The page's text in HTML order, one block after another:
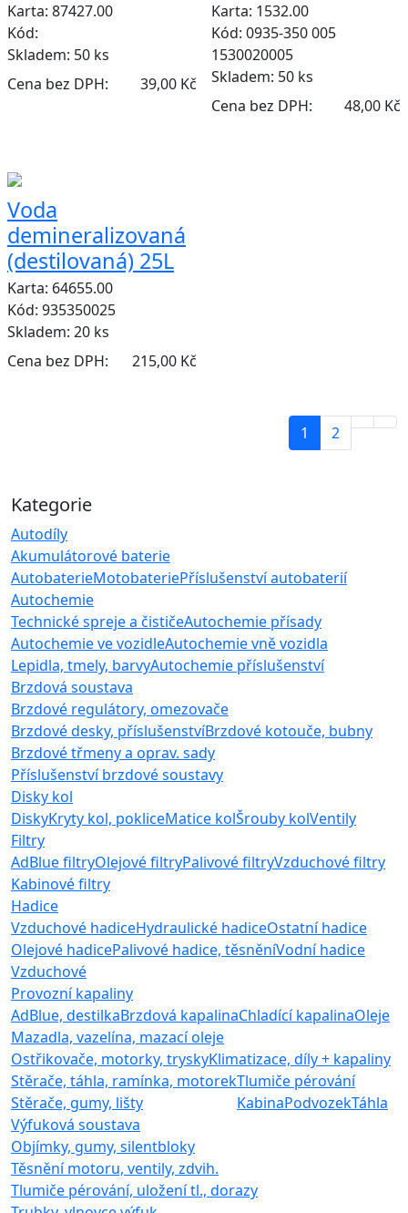
Kategorie
Autodíly
Akumulátorové baterie
AutobaterieMotobateriePříslušenství autobaterií
Autochemie
Technické spreje a čističeAutochemie přísady
Autochemie ve vozidleAutochemie vně vozidla
Lepidla, tmely, barvyAutochemie příslušenství
Brzdová soustava
Brzdové regulátory, omezovače
Brzdové desky, příslušenstvíBrzdové kotouče, bubny
Brzdové třmeny a oprav. sady
Příslušenství brzdové soustavy
Disky kol
DiskyKryty kol, pokliceMatice kolŠrouby kolVentily
Filtry
AdBlue filtryOlejové filtryPalivové filtryVzduchové filtry
Kabinové filtry
Hadice
Vzduchové hadiceHydraulické hadiceOstatní hadice
Olejové hadicePalivové hadice, těsněníVodní hadice
Vzduchové
Provozní kapaliny
AdBlue, destilkaBrzdová kapalinaChladící kapalinaOleje
Mazadla, vazelína, mazací oleje
Ostřikovače, motorky, tryskyKlimatizace, díly + kapaliny
Stěrače, táhla, ramínka, motorek
Stěrače, gumy, lišty
Tlumiče pérování
KabinaPodvozekTáhla
Výfuková soustava
Objímky, gumy, silentbloky
Těsnění motoru, ventily, zdvih.
Tlumiče pérování, uložení tl., dorazy
Karta: 87427.00
Kód:
Skladem: 50 ks
Cena bez DPH:
39,00 Kč
Karta: 1532.00
Kód: 0935-350 005
1530020005
Skladem: 50 ks
Cena bez DPH:
48,00 Kč
Voda
demineralizovaná
(destilovaná) 25L
Karta: 64655.00
Kód: 935350025
Skladem: 20 ks
Cena bez DPH:
215,00 Kč
1 2